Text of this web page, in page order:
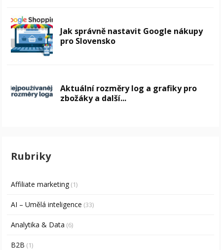
Jak správně nastavit Google nákupy
pro Slovensko
Aktuální rozměry log a grafiky pro
zbožáky a další...
Rubriky
Affiliate marketing (1)
AI – Umělá inteligence (33)
Analytika & Data (6)
B2B (1)